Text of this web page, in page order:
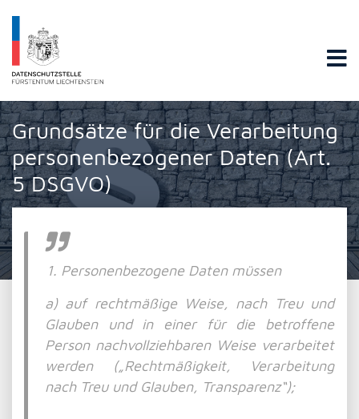
Datenschutzstelle Fürstentums Liechtenstein
Grundsätze für die Verarbeitung
personenbezogener Daten (Art.
5 DSGVO)
Personenbezogene Daten müssen
a) auf rechtmäßige Weise, nach Treu und
Glauben und in einer für die betroffene
Person nachvollziehbaren Weise verarbeitet
werden („Rechtmäßigkeit, Verarbeitung
nach Treu und Glauben, Transparenz“);